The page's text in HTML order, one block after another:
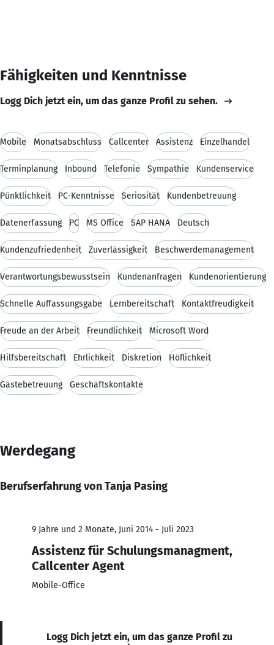
Fähigkeiten und Kenntnisse
Logg Dich jetzt ein, um das ganze Profil zu sehen.
Mobile Monatsabschluss Callcenter Assistenz Einzelhandel
Terminplanung Inbound Telefonie Sympathie Kundenservice
Pünktlichkeit PC-Kenntnisse Seriosität Kundenbetreuung
Datenerfassung PC MS Office SAP HANA Deutsch
Kundenzufriedenheit Zuverlässigkeit Beschwerdemanagement
Verantwortungsbewusstsein Kundenanfragen Kundenorientierung
Schnelle Auffassungsgabe Lernbereitschaft Kontaktfreudigkeit
Freude an der Arbeit Freundlichkeit Microsoft Word
Hilfsbereitschaft Ehrlichkeit Diskretion Höflichkeit
Gästebetreuung Geschäftskontakte
Werdegang
Berufserfahrung von Tanja Pasing
9 Jahre und 2 Monate, Juni 2014 - Juli 2023
Assistenz für Schulungsmanagment,
Callcenter Agent
Mobile-Office
Logg Dich jetzt ein, um das ganze Profil zu